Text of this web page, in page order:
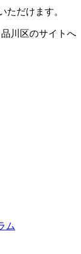
ただけます。
品川区のサイトへ